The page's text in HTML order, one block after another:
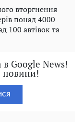
вторгнення
понад 4000
100 автівок та
Google News!
новини!